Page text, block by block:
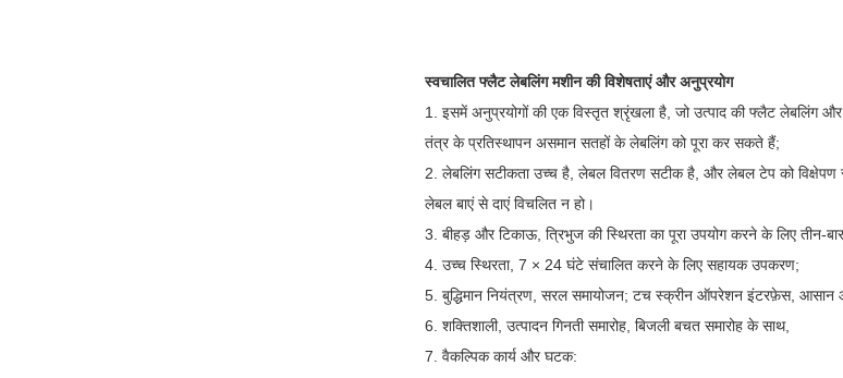
स्वचालित फ्लैट लेबलिंग मशीन की विशेषताएं और अनुप्रयोग
1. इसमें अनुप्रयोगों की एक विस्तृत श्रृंखला है, जो उत्पाद की फ्लैट लेबलिंग
तंत्र के प्रतिस्थापन असमान सतहों के लेबलिंग को पूरा कर सकते हैं;
2. लेबलिंग सटीकता उच्च है, लेबल वितरण सटीक है, और लेबल टेप को विक्षेपण
लेबल बाएं से दाएं विचलित न हो।
3. बीहड़ और टिकाऊ, त्रिभुज की स्थिरता का पूरा उपयोग करने के लिए तीन-
4. उच्च स्थिरता, 7 × 24 घंटे संचालित करने के लिए सहायक उपकरण;
5. बुद्धिमान नियंत्रण, सरल समायोजन; टच स्क्रीन ऑपरेशन इंटरफ़ेस,
6. शक्तिशाली, उत्पादन गिनती समारोह, बिजली बचत समारोह के साथ,
7. वैकल्पिक कार्य और घटक: